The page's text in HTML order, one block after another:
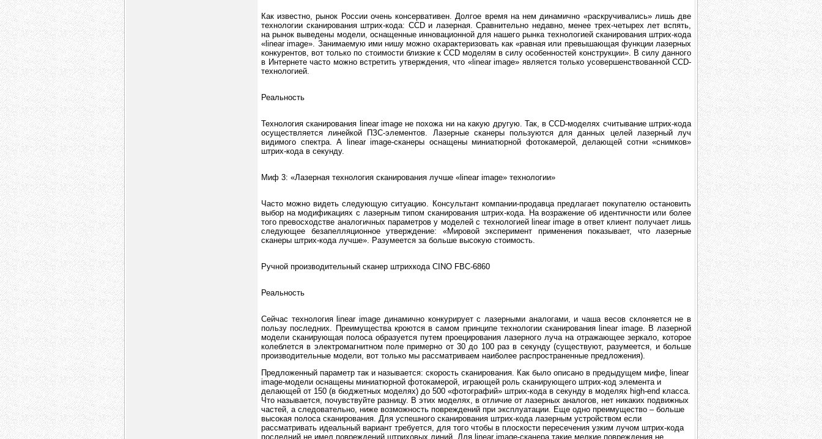
Как известно, рынок России очень консервативен. Долгое время на нем динамично «раскручивались» лишь две
технологии сканирования штрих-кода: CCD и лазерная. Сравнительно недавно, менее трех-четырех лет вспять,
на рынок выведены модели, оснащенные инновационной для нашего рынка технологией сканирования штрих-кода
«linear image». Занимаемую ими нишу можно охарактеризовать как «равная или превышающая функции лазерных
конкурентов, вот только по стоимости близкие к CCD моделям в силу особенностей конструкции». В силу данного
в Интернете часто можно встретить утверждения, что «linear image» является только усовершенствованной CCD-
технологией.
Реальность
Технология сканирования linear image не похожа ни на какую другую. Так, в ССD-моделях считывание штрих-кода
осуществляется линейкой ПЗС-элементов. Лазерные сканеры пользуются для данных целей лазерный луч
видимого спектра. А linear image-сканеры оснащены миниатюрной фотокамерой, делающей сотни «снимков»
штрих-кода в секунду.
Миф 3: «Лазерная технология сканирования лучше «linear image» технологии»
Часто можно видеть следующую ситуацию. Консультант компании-продавца предлагает покупателю остановить
выбор на модификациях с лазерным типом сканирования штрих-кода. На возражение об идентичности или более
того превосходстве аналогичных параметров у моделей с технологией linear image в ответ клиент получает лишь
следующее безапелляционное утверждение: «Мировой эксперимент применения показывает, что лазерные
сканеры штрих-кода лучше». Разумеется за больше высокую стоимость.
Ручной производительный сканер штрихкода CINO FBC-6860
Реальность
Сейчас технология linear image динамично конкурирует с лазерными аналогами, и чаша весов склоняется не в
пользу последних. Преимущества кроются в самом принципе технологии сканирования linear image. В лазерной
модели сканирующая полоса образуется путем проецирования лазерного луча на отражающее зеркало, которое
колеблется в электромагнитном поле примерно от 30 до 100 раз в секунду (существуют, разумеется, и больше
производительные модели, вот только мы рассматриваем наиболее распространенные предложения).
Предложенный параметр так и называется: скорость сканирования. Как было описано в предыдущем мифе, linear
image-модели оснащены миниатюрной фотокамерой, играющей роль сканирующего штрих-код элемента и
делающей от 150 (в бюджетных моделях) до 500 «фотографий» штрих-кода в секунду в моделях high-end класса.
Что называется, почувствуйте разницу. В этих моделях, в отличие от лазерных аналогов, нет никаких подвижных
частей, а следовательно, ниже возможность повреждений при эксплуатации. Еще одно преимущество – больше
высокая полоса сканирования. Для успешного сканирования штрих-кода лазерным устройством если
рассматривать идеальный вариант требуется, для того чтобы в плоскости пересечения узким лучом штрих-кода
последний не имел повреждений штриховых линий. Для linear image-сканера такие мелкие повреждения не